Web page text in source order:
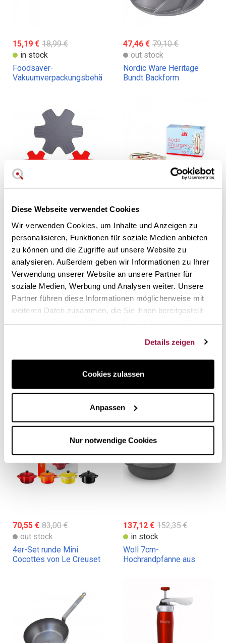
Diese Webseite verwendet Cookies
Wir verwenden Cookies, um Inhalte und Anzeigen zu
personalisieren, Funktionen für soziale Medien anbieten
zu können und die Zugriffe auf unsere Website zu
analysieren. Außerdem geben wir Informationen zu Ihrer
Verwendung unserer Website an unsere Partner für
soziale Medien, Werbung und Analysen weiter. Unsere
Partner führen diese Informationen möglicherweise mit
weiteren Daten zusammen, die Sie ihnen bereitgestellt
Details zeigen
Cookies zulassen
Anpassen
Nur notwendige Cookies
15,19 € 18,99 €
in stock
Foodsaver-
Vakuumverpackungsbehälter
47,46 € 79,10 €
out stock
Nordic Ware Heritage
Bundt Backform
23,35 €
Woll Silikon
Pfannenschutz-Set, 3
Teilig
9,90 €
Soda-Kapseln für ISi-
Siphons
Lodge Silikon-
out stock
Cook Expert-Kochroboter
70,55 € 83,00 €
out stock
4er-Set runde Mini
Cocottes von Le Creuset
137,12 € 152,35 €
in stock
Woll 7cm-
Hochrandpfanne aus